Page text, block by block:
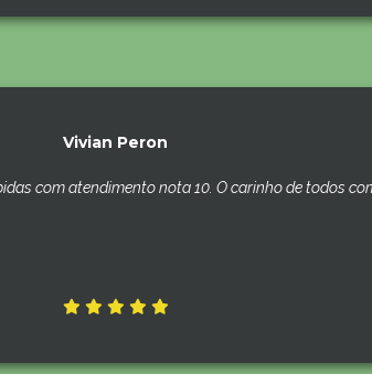
Vivian Peron
com atendimento nota 10. O carinho de todos